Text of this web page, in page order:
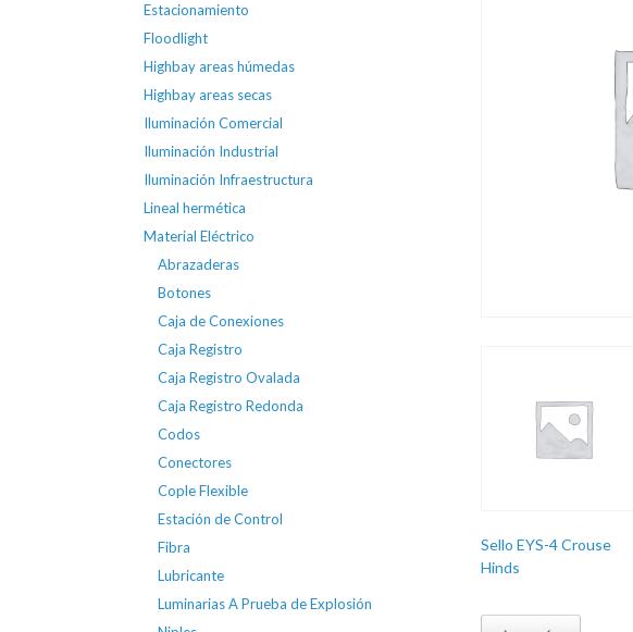
Sello EYS-4 Crouse
Hinds
Estacionamiento
Floodlight
Highbay areas húmedas
Highbay areas secas
Iluminación Comercial
Iluminación Industrial
Iluminación Infraestructura
Lineal hermética
Material Eléctrico
Abrazaderas
Botones
Caja de Conexiones
Caja Registro
Caja Registro Ovalada
Caja Registro Redonda
Codos
Conectores
Cople Flexible
Estación de Control
Fibra
Lubricante
Luminarias A Prueba de Explosión